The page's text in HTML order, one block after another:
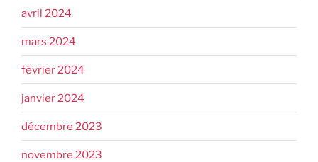
avril 2024
mars 2024
février 2024
janvier 2024
décembre 2023
novembre 2023